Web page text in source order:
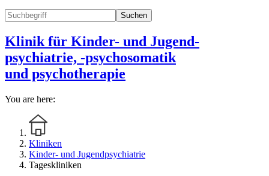
Suchen
Klinik für Kinder- und Jugend-
psychiatrie, -psychosomatik
und psychotherapie
You are here:
Kliniken
Kinder- und Jugendpsychiatrie
Tageskliniken